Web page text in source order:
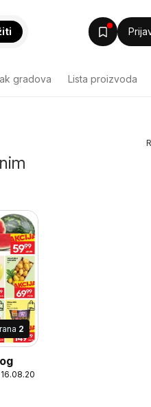
gradova Lista proizvoda
2